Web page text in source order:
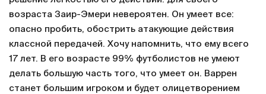
возраста Заир-Эмери невероятен. Он умеет все:
опасно пробить, обострить атакующие действия
классной передачей. Хочу напомнить, что ему всего
17 лет. В его возрасте 99% футболистов не умеют
делать большую часть того, что умеет он. Варрен
станет большим игроком и будет олицетворением